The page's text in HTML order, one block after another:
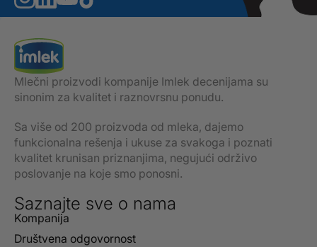
Mlečni proizvodi kompanije Imlek decenijama su
sinonim za kvalitet i raznovrsnu ponudu.
Sa više od 200 proizvoda od mleka, dajemo
funkcionalna rešenja i ukuse za svakoga i poznati
kvalitet krunisan priznanjima, negujući održivo
poslovanje na koje smo ponosni.
Saznajte sve o nama
Kompanija
Društvena odgovornost